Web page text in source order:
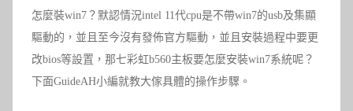
怎麼裝win7？默認情況intel 11代cpu是不帶win7的usb及集顯
驅動的，並且至今沒有發佈官方驅動，並且安裝過程中要更
改bios等設置，那七彩虹b560主板要怎麼安裝win7系統呢？
下面GuideAH小編就教大傢具體的操作步驟。